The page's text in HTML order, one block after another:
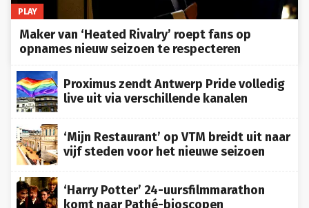
PLAY
Maker van ‘Heated Rivalry’ roept fans op
opnames nieuw seizoen te respecteren
Proximus zendt Antwerp Pride volledig
live uit via verschillende kanalen
‘Mijn Restaurant’ op VTM breidt uit naar
vijf steden voor het nieuwe seizoen
‘Harry Potter’ 24-uursfilmmarathon
komt naar Pathé-bioscopen